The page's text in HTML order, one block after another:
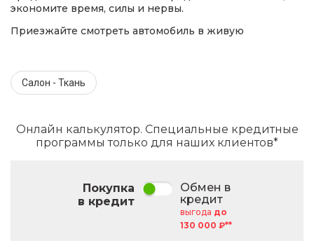
экономите время, силы и нервы.
Приезжайте смотреть автомобиль в живую
Салон - Ткань
Онлайн калькулятор. Специальные кредитные
программы только для наших клиентов*
Покупка
в кредит
Обмен в
кредит
выгода до
130 000 ₽**